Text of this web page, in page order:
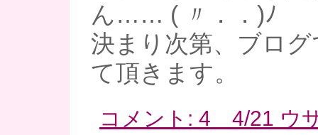
ん…… ( 〃．．)ﾉ
決まり次第、ブロ
て頂きます。
コメント: 4 4/21 ウ